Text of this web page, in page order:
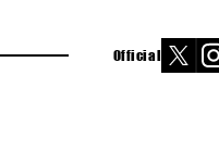
Official